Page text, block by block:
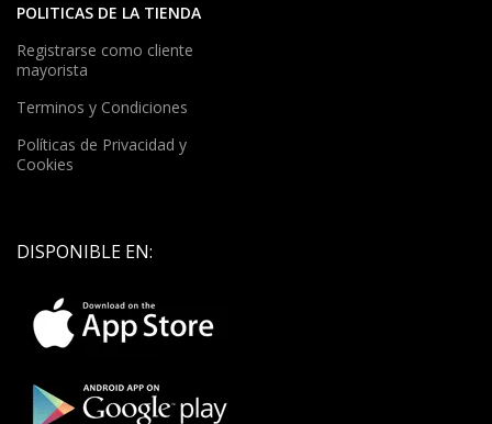
POLITICAS DE LA TIENDA
Registrarse como cliente
mayorista
Terminos y Condiciones
Políticas de Privacidad y
Cookies
DISPONIBLE EN: